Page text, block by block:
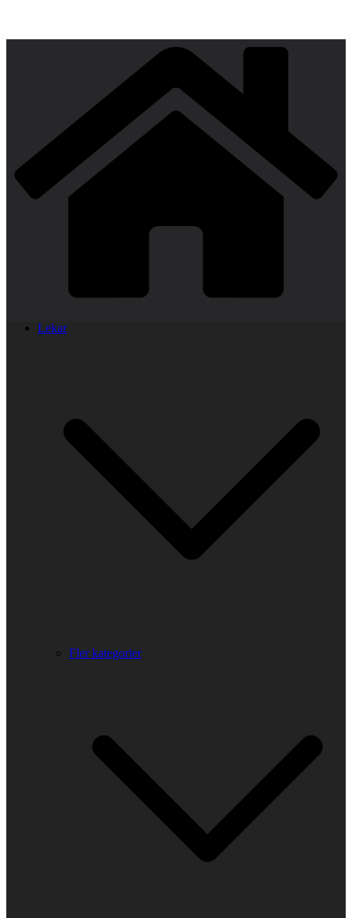
Lekar
Fler kategorier